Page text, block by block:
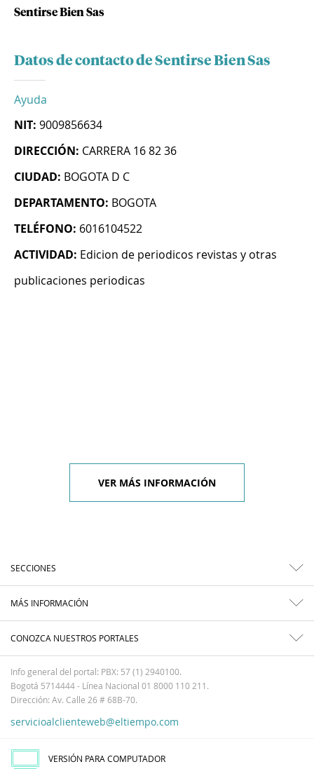
Sentirse Bien Sas
Datos de contacto de Sentirse Bien Sas
Ayuda
NIT: 9009856634
DIRECCIÓN: CARRERA 16 82 36
CIUDAD: BOGOTA D C
DEPARTAMENTO: BOGOTA
TELÉFONO: 6016104522
ACTIVIDAD: Edicion de periodicos revistas y otras
publicaciones periodicas
VER MÁS INFORMACIÓN
SECCIONES
MÁS INFORMACIÓN
CONOZCA NUESTROS PORTALES
Info general del portal: PBX: 57 (1) 2940100.
Bogotá 5714444 - Línea Nacional 01 8000 110 211.
Dirección: Av. Calle 26 # 68B-70.
servicioalclienteweb@eltiempo.com
VERSIÓN PARA COMPUTADOR